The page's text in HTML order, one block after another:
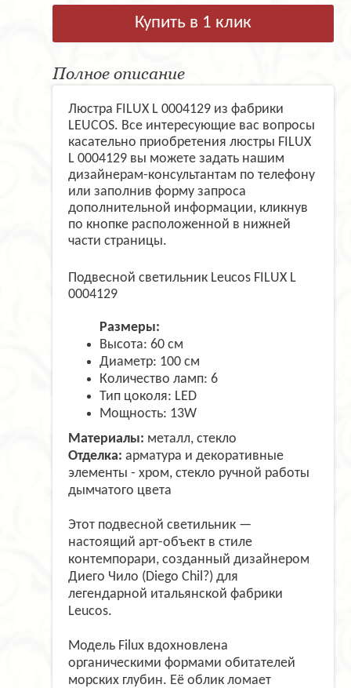
Купить в 1 клик
Полное описание
Люстра FILUX L 0004129 из фабрики
LEUCOS. Все интересующие вас вопросы
касательно приобретения люстры FILUX
L 0004129 вы можете задать нашим
дизайнерам-консультантам по телефону
или заполнив форму запроса
дополнительной информации, кликнув
по кнопке расположенной в нижней
части страницы.
Подвесной светильник Leucos FILUX L
0004129
Размеры:
Высота: 60 см
Диаметр: 100 см
Количество ламп: 6
Тип цоколя: LED
Мощность: 13W
Материалы: металл, стекло
Отделка: арматура и декоративные
элементы - хром, стекло ручной работы
дымчатого цвета
Этот подвесной светильник —
настоящий арт-объект в стиле
контемпорари, созданный дизайнером
Диего Чило (Diego Chil?) для
легендарной итальянской фабрики
Leucos.
Модель Filux вдохновлена
органическими формами обитателей
морских глубин. Её облик ломает